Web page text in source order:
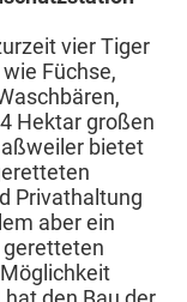
vier Tiger
Füchse,
Hektar großen
bietet
Privathaltung
aber ein